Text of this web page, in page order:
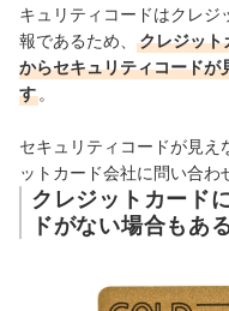
キュリティコードはクレ
報であるため、
クレジット
からセキュリティコードが
す 。
セキュリティコードが見え
ットカード会社に問い合わ
クレジットカード
ドがない場合もあ